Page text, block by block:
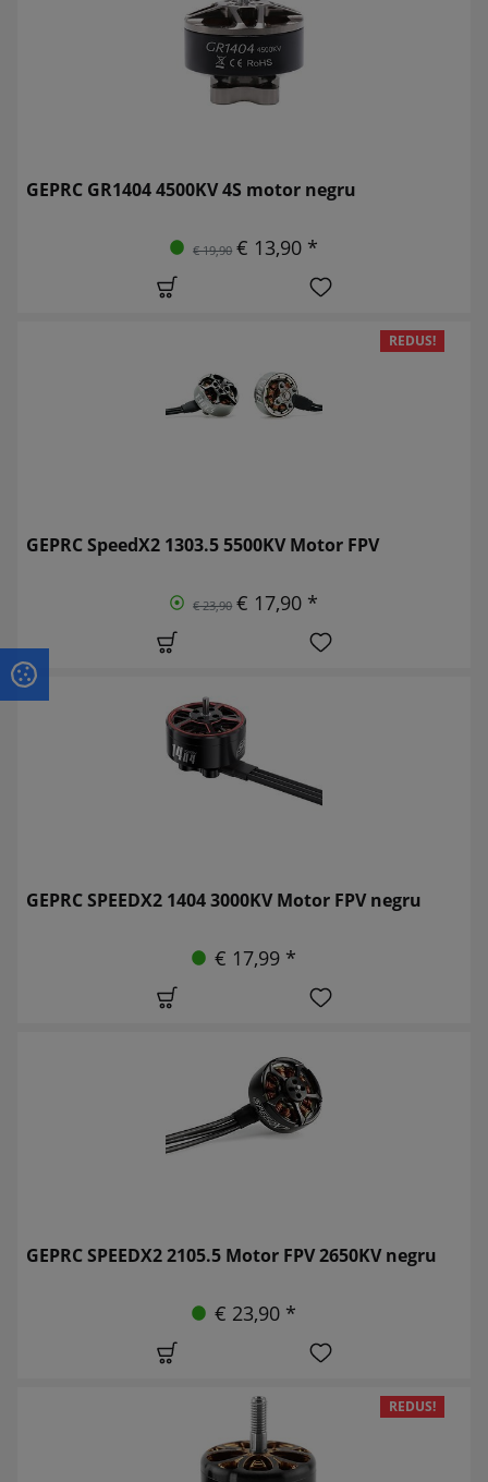
GEPRC GR1404 4500KV 4S motor negru
€ 19,90 € 13,90 *
REDUS!
GEPRC SpeedX2 1303.5 5500KV Motor FPV
€ 23,90 € 17,90 *
GEPRC SPEEDX2 1404 3000KV Motor FPV negru
€ 17,99 *
GEPRC SPEEDX2 2105.5 Motor FPV 2650KV negru
€ 23,90 *
REDUS!